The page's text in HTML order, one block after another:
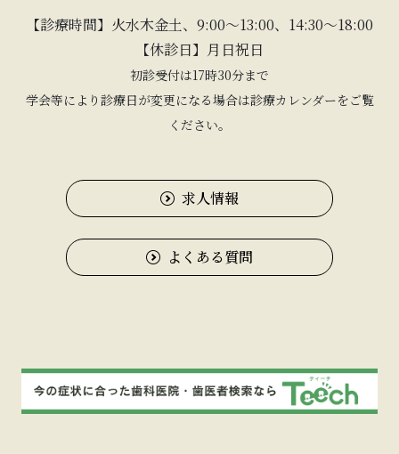
【診療時間】火水木金土、9:00〜13:00、14:30〜18:00
【休診日】月日祝日
初診受付は17時30分まで
学会等により診療日が変更になる場合は診療カレンダーをご覧
ください。
求人情報
よくある質問